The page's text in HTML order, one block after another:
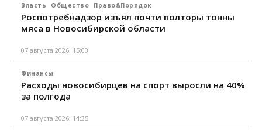
Власть Общество Право&Порядок
Роспотребнадзор изъял почти полторы тонны
мяса в Новосибирской области
07 августа 2026, 15:00
Финансы
Расходы новосибирцев на спорт выросли на 40%
за полгода
07 августа 2026, 14:35